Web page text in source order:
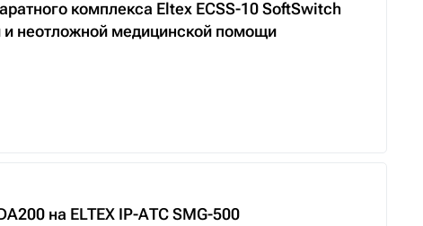
комплекса Eltex ECSS-10 SoftSwitch
неотложной медицинской помощи
на ELTEX IP-АТС SMG-500